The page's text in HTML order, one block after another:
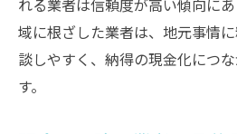
れる業者は信頼度が高い傾向に
域に根ざした業者は、地元事情
談しやすく、納得の現金化につ
す。